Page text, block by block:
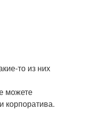
то из них
можете
корпоратива.